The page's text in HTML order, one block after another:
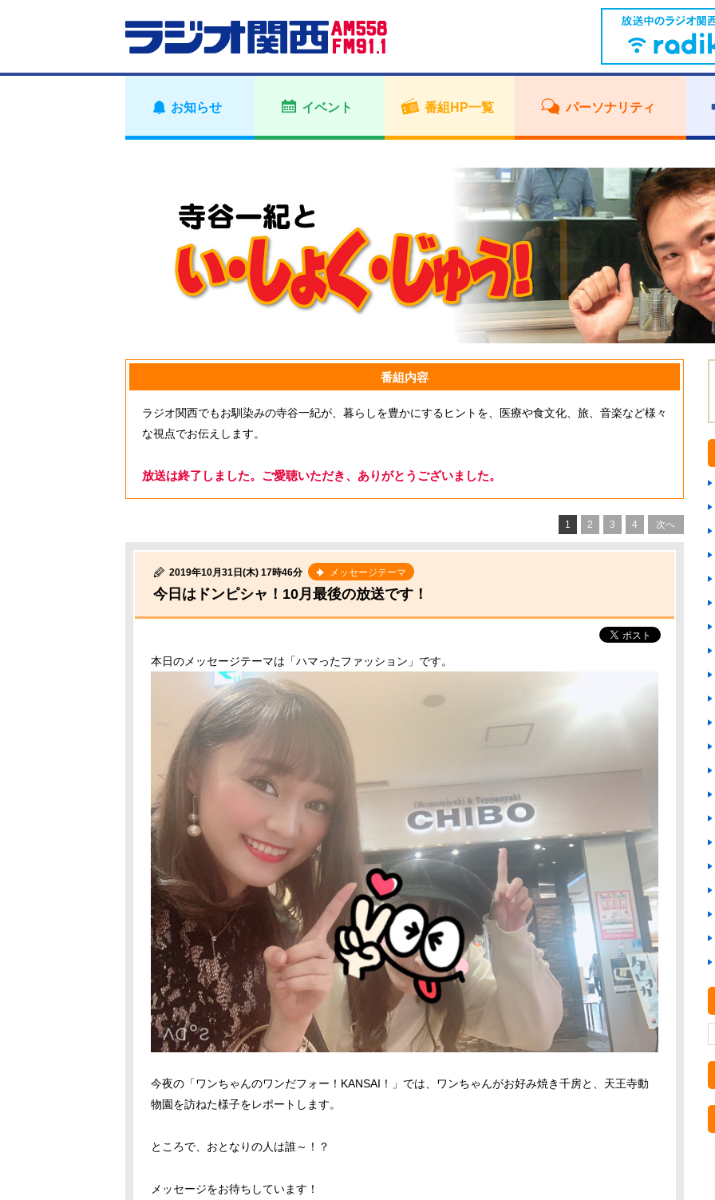
お知らせ イベント 番組HP一覧 パーソナリティ
番組内容
ラジオ関西でもお馴染みの寺谷一紀が、暮らしを豊かにするヒントを、医療や食文化、旅、音楽など様々
な視点でお伝えします。
放送は終了しました。ご愛聴いただき、ありがとうございました。
1 2 3 4 次へ
2019年10月31日(木) 17時46分 メッセージテーマ
今日はドンピシャ！10月最後の放送です！
本日のメッセージテーマは「ハマったファッション」です。
今夜の「ワンちゃんのワンだフォー！KANSAI！」では、ワンちゃんがお好み焼き千房と、天王寺動
物園を訪ねた様子をレポートします。
ところで、おとなりの人は誰～！？
メッセージをお待ちしています！